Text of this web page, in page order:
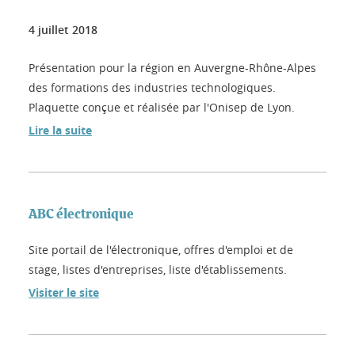
4 juillet 2018
Présentation pour la région en Auvergne-Rhône-Alpes
des formations des industries technologiques.
Plaquette conçue et réalisée par l'Onisep de Lyon.
Lire la suite
ABC électronique
Site portail de l'électronique, offres d'emploi et de
stage, listes d'entreprises, liste d'établissements.
Visiter le site